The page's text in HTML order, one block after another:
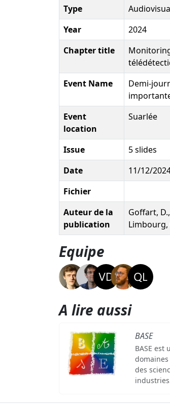
Type
Year
2024
Chapter title
Event Name
Demi-
Event
location
Suarlée
Issue
5 slides
Date
11/12/
Fichier
Auteur de la
publication
Goffart,
Limbourg,
Equipe
A lire aussi
BASE
BASE
des